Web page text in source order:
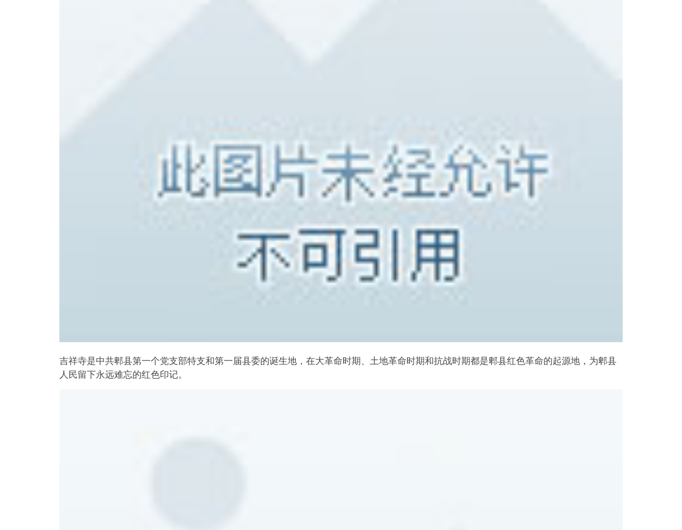
吉祥寺是中共郫县第一个党支部特支和第一届县委的诞生地，在大革命时期、土地革命时期和抗战时期都是郫县红色革命的起源地，为郫县
人民留下永远难忘的红色印记。